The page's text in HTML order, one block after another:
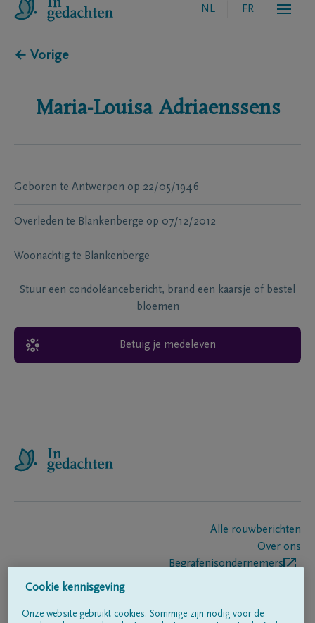
NL FR
← Vorige
Maria-Louisa Adriaenssens
Geboren te Antwerpen op 22/05/1946
Overleden te Blankenberge op 07/12/2012
Woonachtig te Blankenberge
Stuur een condoléancebericht, brand een kaarsje of bestel
bloemen
Betuig je medeleven
Alle rouwberichten
Over ons
Begrafenisondernemers
Cookie kennisgeving
Onze website gebruikt cookies. Sommige zijn nodig voor de